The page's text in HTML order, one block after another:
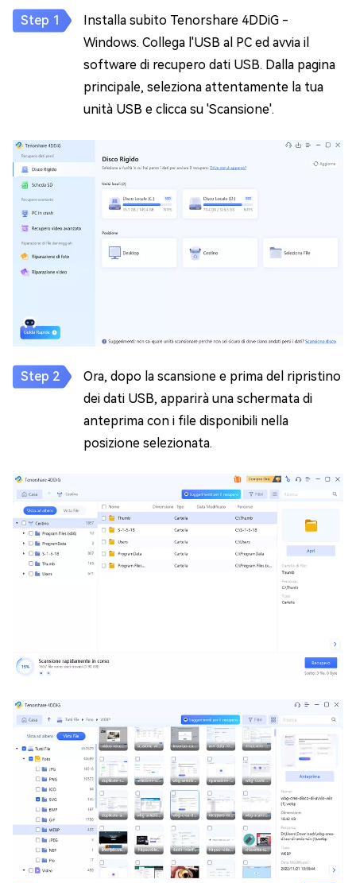
Installa subito Tenorshare 4DDiG -
Windows. Collega l'USB al PC ed avvia il
software di recupero dati USB. Dalla pagina
principale, seleziona attentamente la tua
unità USB e clicca su 'Scansione'.
Ora, dopo la scansione e prima del ripristino
dei dati USB, apparirà una schermata di
anteprima con i file disponibili nella
posizione selezionata.